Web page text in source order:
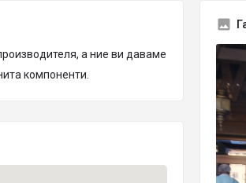
а ние ви даваме
компоненти.